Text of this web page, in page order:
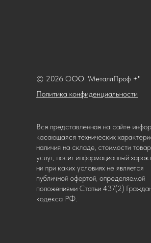
Политика конфиденциальности
© 2026 ООО "МеталлПроф +"
Вся представленная на сайте
касающаяся технических
наличия на складе, стоимости
услуг, носит информационный
ни при каких условиях не является
публичной офертой, определяемой
положениями Статьи 437(2)
кодекса РФ.